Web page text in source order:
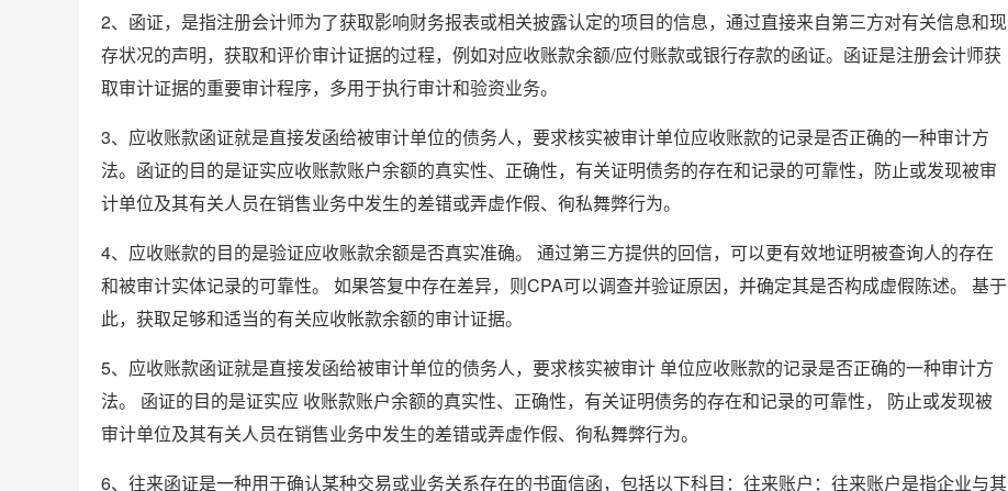
2、函证，是指注册会计师为了获取影响财务报表或相关披露认定的项目的信息，通过直接来自第三方对有关信息和现
存状况的声明，获取和评价审计证据的过程，例如对应收账款余额/应付账款或银行存款的函证。函证是注册会计师获
取审计证据的重要审计程序，多用于执行审计和验资业务。
3、应收账款函证就是直接发函给被审计单位的债务人，要求核实被审计单位应收账款的记录是否正确的一种审计方
法。函证的目的是证实应收账款账户余额的真实性、正确性，有关证明债务的存在和记录的可靠性，防止或发现被审
计单位及其有关人员在销售业务中发生的差错或弄虚作假、徇私舞弊行为。
4、应收账款的目的是验证应收账款余额是否真实准确。 通过第三方提供的回信，可以更有效地证明被查询人的存在
和被审计实体记录的可靠性。 如果答复中存在差异，则CPA可以调查并验证原因，并确定其是否构成虚假陈述。 基于
此，获取足够和适当的有关应收帐款余额的审计证据。
5、应收账款函证就是直接发函给被审计单位的债务人，要求核实被审计 单位应收账款的记录是否正确的一种审计方
法。 函证的目的是证实应 收账款账户余额的真实性、正确性，有关证明债务的存在和记录的可靠性， 防止或发现被
审计单位及其有关人员在销售业务中发生的差错或弄虚作假、徇私舞弊行为。
6、往来函证是一种用于确认某种交易或业务关系存在的书面信函，包括以下科目：往来账户：往来账户是指企业与其